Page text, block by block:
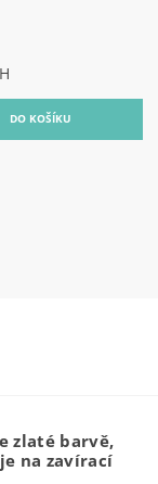
zlaté barvě,
na zavírací